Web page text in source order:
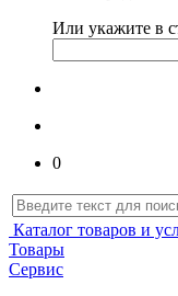
Или укажите в
0
Каталог товаров и
Товары
Сервис